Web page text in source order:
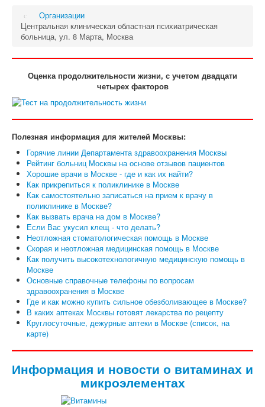
Организации
Центральная клиническая областная психиатрическая
больница, ул. 8 Марта, Москва
Оценка продолжительности жизни, с учетом двадцати
четырех факторов
Полезная информация для жителей Москвы:
Горячие линии Департамента здравоохранения Москвы
Рейтинг больниц Москвы на основе отзывов пациентов
Хорошие врачи в Москве - где и как их найти?
Как прикрепиться к поликлинике в Москве
Как самостоятельно записаться на прием к врачу в
поликлинике в Москве?
Как вызвать врача на дом в Москве?
Если Вас укусил клещ - что делать?
Неотложная стоматологическая помощь в Москве
Скорая и неотложная медицинская помощь в Москве
Как получить высокотехнологичную медицинскую помощь в
Москве
Основные справочные телефоны по вопросам
здравоохранения в Москве
Где и как можно купить сильное обезболивающее в Москве?
В каких аптеках Москвы готовят лекарства по рецепту
Круглосуточные, дежурные аптеки в Москве (список, на
карте)
Информация и новости о витаминах и
микроэлементах